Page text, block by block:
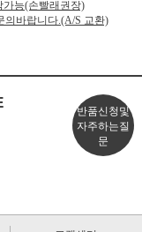
능(손빨래권장)
의바랍니다.(A/S 교환)
반품신청및
자주하는질
문